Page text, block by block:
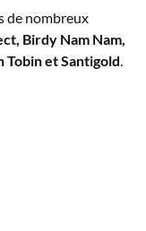
de nombreux
Birdy Nam Nam,
Tobin et Santigold